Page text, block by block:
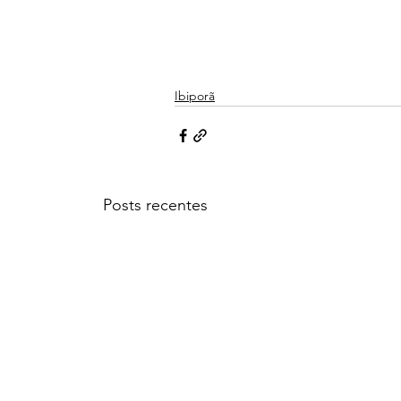
Ibiporã
Posts recentes